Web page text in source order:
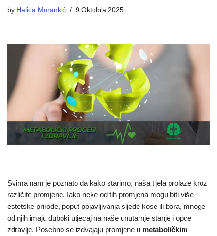
by Halida Morankić 9 Oktobra 2025
Svima nam je poznato da kako starimo, naša tijela prolaze kroz
različite promjene. Iako neke od tih promjena mogu biti više
estetske prirode, poput pojavljivanja sijede kose ili bora, mnoge
od njih imaju duboki utjecaj na naše unutarnje stanje i opće
zdravlje. Posebno se izdvajaju promjene u metaboličkim